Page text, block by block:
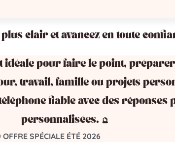
plus clair et avancez en toute
idéale pour faire le point,
travail, famille ou projets
fiable avec des réponses
personnalisées. 🔮
OFFRE SPÉCIALE ÉTÉ 2026